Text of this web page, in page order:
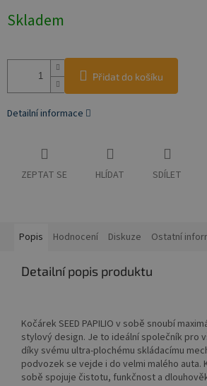
cena:
Skladem
Přidat do košíku
Detailní informace
ZEPTAT SE HLÍDAT SDÍLET
Popis Hodnocení Diskuze Ostatní
Detailní popis produktu
Kočárek SEED PAPILIO v sobě snoubí
stylový design. Je to ideální společník pro
díky svému ultra-plochému skládacímu
podvozek se vejde i do velmi malého auta.
sobě spojuje čistotu, funkčnost a